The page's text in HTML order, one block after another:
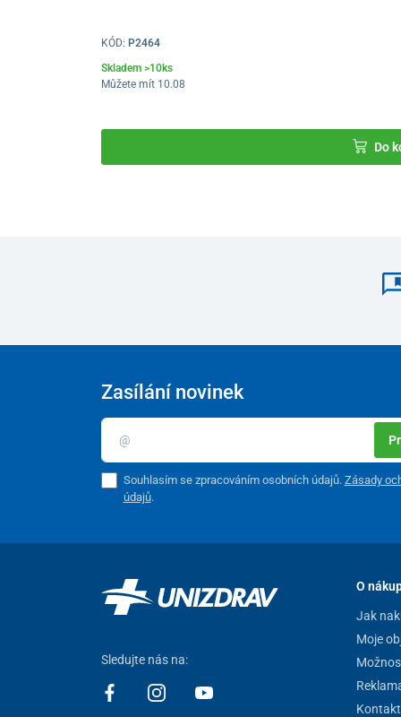
Výška
KÓD: P2464
Skladem >10ks
Můžete mít 10.08
Do
Zasílání novinek
Souhlasím se zpracováním osobních údajů. Zásady
údajů.
Sledujte nás na:
O
Jak
Moje
Kontakt